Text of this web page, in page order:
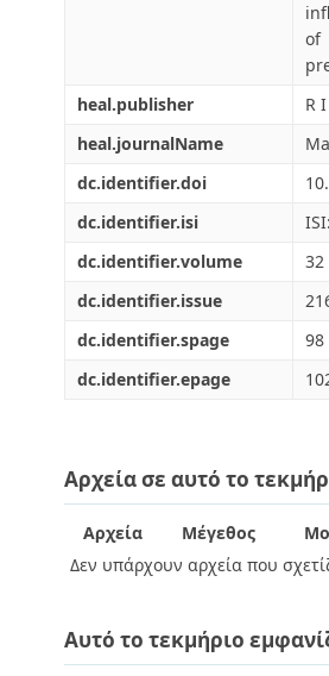
of
heal.publisher
R
heal.journalName
dc.identifier.doi
dc.identifier.isi
dc.identifier.volume
32
dc.identifier.issue
dc.identifier.spage
98
dc.identifier.epage
Αρχεία σε αυτό το
Αρχεία Μέγεθος
Δεν υπάρχουν αρχεία που
Αυτό το τεκμήριο